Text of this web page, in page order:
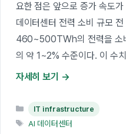
요한 점은 앞으로 증가 속도
데이터센터 전력 소비 규모
460~500TWh의 전력을 소
의 약 1~2% 수준이다. 이 수
자세히 보기
카IT infrastructure
태
AI 데이터센터